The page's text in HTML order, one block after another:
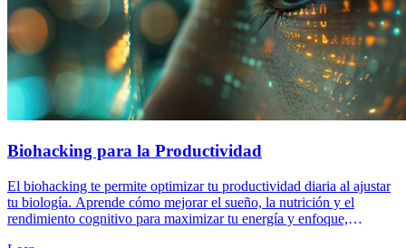
Biohacking para la Productividad
El biohacking te permite optimizar tu productividad diaria al ajustar
tu biología. Aprende cómo mejorar el sueño, la nutrición y el
rendimiento cognitivo para maximizar tu energía y enfoque,